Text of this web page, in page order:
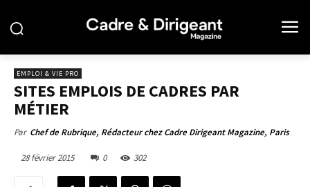
EMPLOI & VIE PRO
SITES EMPLOIS DE CADRES PAR
MÉTIER
Par Chef de Rubrique, Rédacteur chez Cadre Dirigeant Magazine, Paris
28 février 2015 0 302